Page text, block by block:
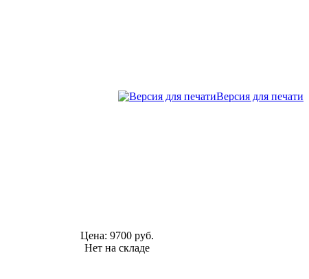
Версия для печати
Цена: 9700 руб.
Нет на складе